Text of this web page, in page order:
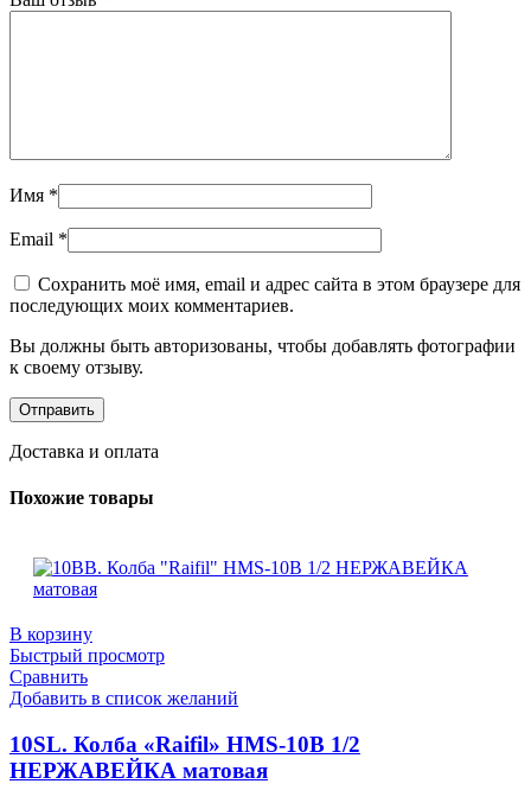
Имя *
Email *
Сохранить моё имя, email и адрес сайта в этом браузере для
последующих моих комментариев.
Вы должны быть авторизованы, чтобы добавлять фотографии
к своему отзыву.
Доставка и оплата
Похожие товары
В корзину
Быстрый просмотр
Сравнить
Добавить в список желаний
10SL. Колба «Raifil» HMS-10B 1/2
НЕРЖАВЕЙКА матовая